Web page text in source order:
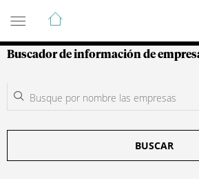
Guía de Empresas
Buscador de información de
BUSCAR